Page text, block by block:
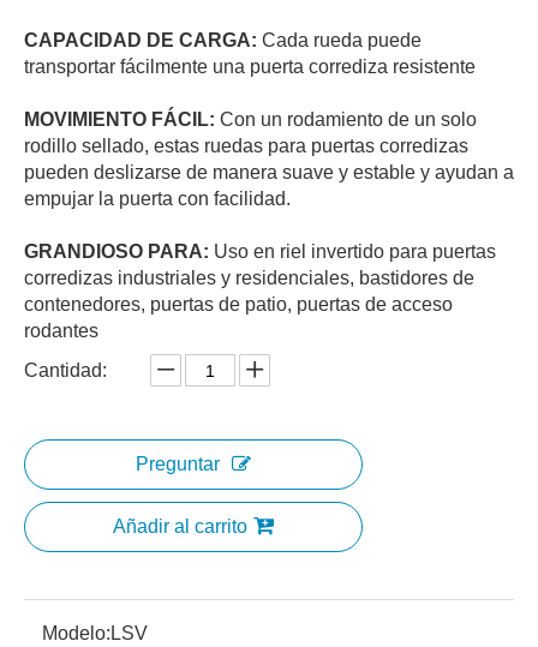
CAPACIDAD DE CARGA: Cada rueda puede
transportar fácilmente una puerta corrediza resistente
MOVIMIENTO FÁCIL: Con un rodamiento de un solo
rodillo sellado, estas ruedas para puertas corredizas
pueden deslizarse de manera suave y estable y ayudan a
empujar la puerta con facilidad.
GRANDIOSO PARA: Uso en riel invertido para puertas
corredizas industriales y residenciales, bastidores de
contenedores, puertas de patio, puertas de acceso
rodantes
Cantidad:
Preguntar
Añadir al carrito
Modelo: LSV